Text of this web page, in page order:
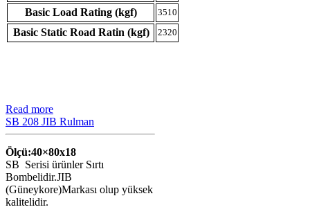
Basic Load Rating (kgf) 3510
Basic Static Road Ratin (kgf) 2320
Read more
SB 208 JIB Rulman
Ölçü:40×80x18
SB Serisi ürünler Sırtı
Bombelidir.JIB
(Güneykore)Markası olup yüksek
kalitelidir.